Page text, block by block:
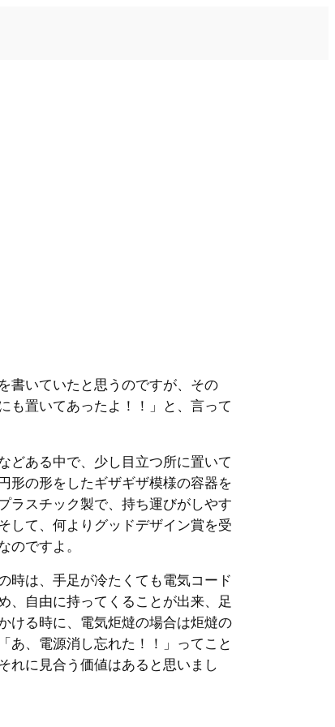
書いていたと思うのですが、その
も置いてあったよ！！」と、言って
どある中で、少し目立つ所に置いて
形の形をしたギザギザ模様の容器を
ラスチック製で、持ち運びがしやす
して、何よりグッドデザイン賞を受
ですよ。
時は、手足が冷たくても電気コード
、自由に持ってくることが出来、足
ける時に、電気炬燵の場合は炬燵の
あ、電源消し忘れた！！」ってこと
れに見合う価値はあると思いまし